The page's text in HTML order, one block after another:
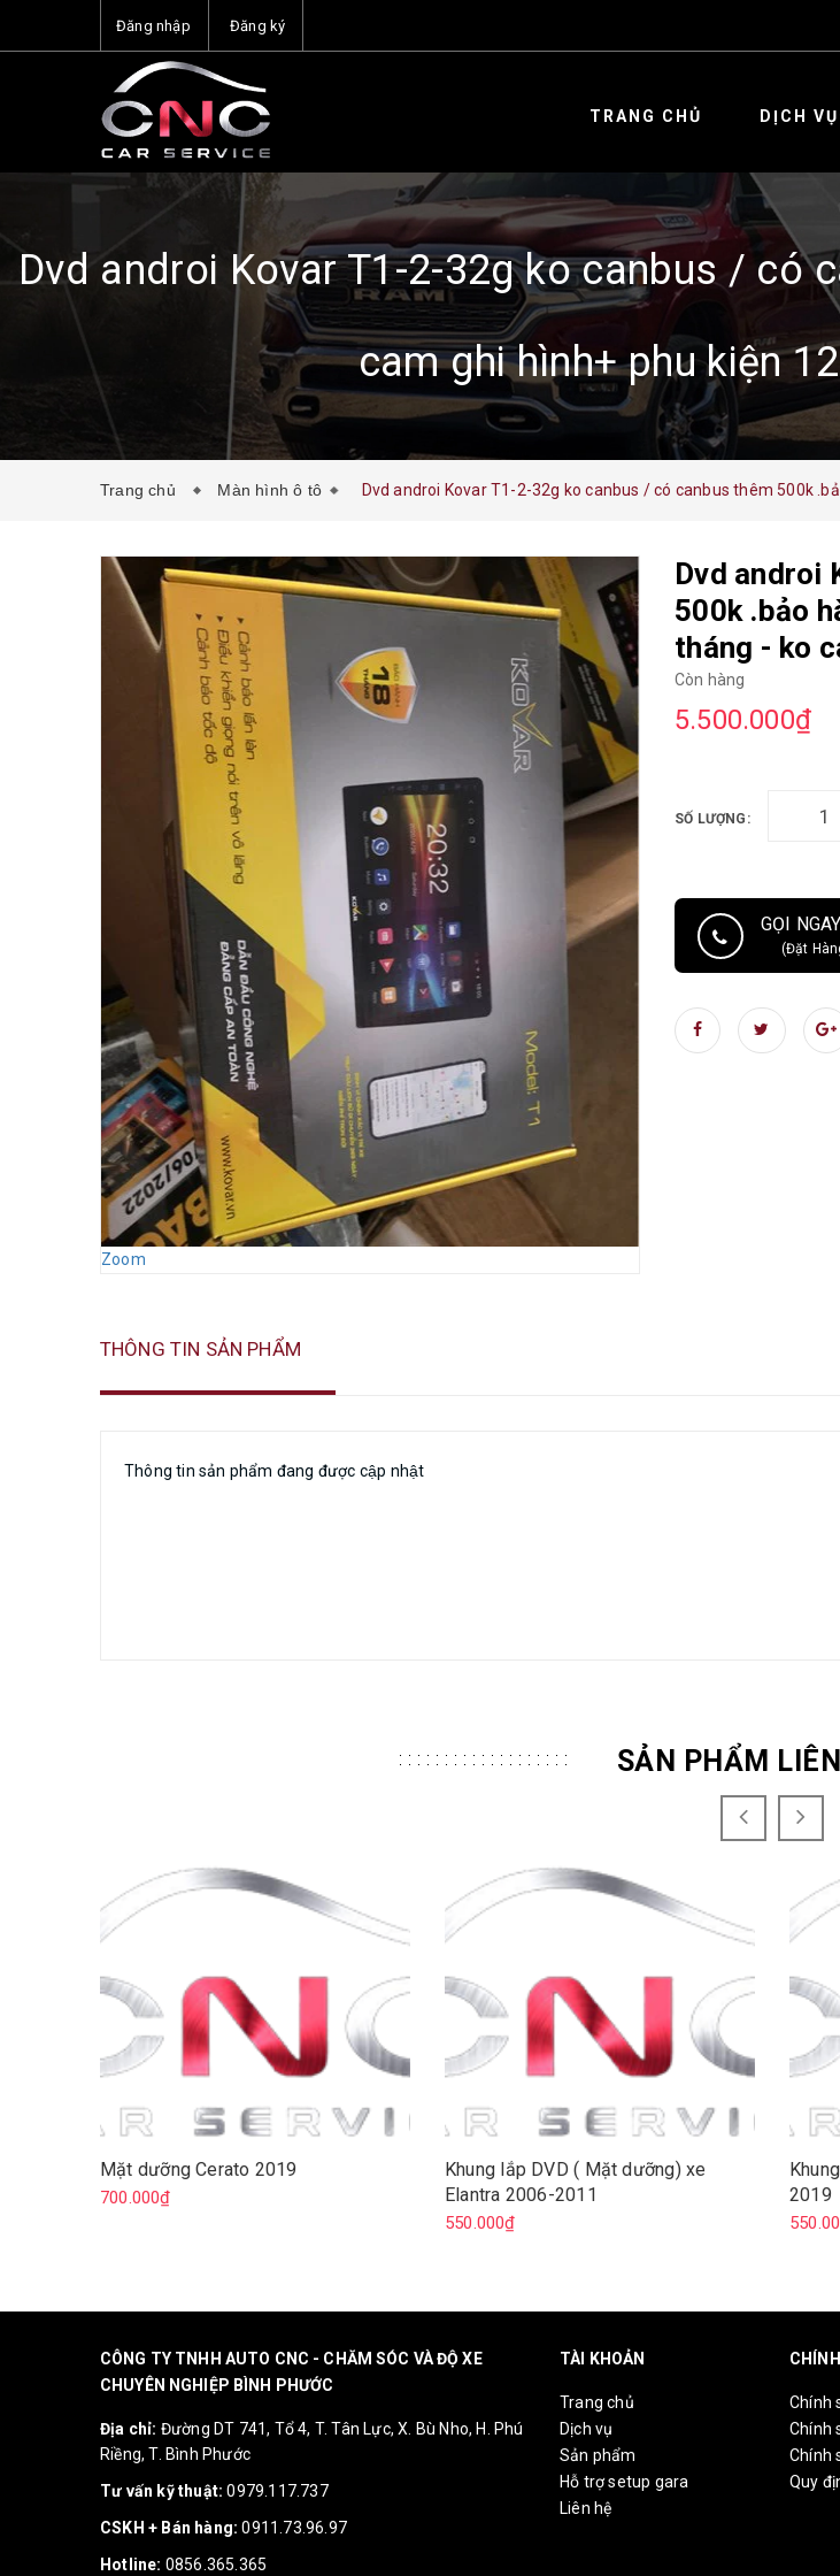
Đăng nhập Đăng ký
TRANG CHỦ DỊCH VỤ
Dvd androi Kovar T1-2-32g ko canbus / có
cam ghi hình+ phu kiện
Trang chủ Màn hình ô tô Dvd androi Kovar T1-2-32g ko canbus / có canbus thêm 500k
Zoom
Dvd androi
500k .bảo
tháng - ko
Còn hàng
5.500.000₫
SỐ LƯỢNG:
GỌI
(Đặt
THÔNG TIN SẢN PHẨM
Thông tin sản phẩm đang được cập nhật
SẢN PHẨM
Mặt dưỡng Cerato 2019
700.000₫
Khung lắp DVD ( Mặt dưỡng) xe
Elantra 2006-2011
550.000₫
2019
CÔNG TY TNHH AUTO CNC - CHĂM SÓC VÀ ĐỘ XE
CHUYÊN NGHIỆP BÌNH PHƯỚC
Địa chỉ: Đường DT 741, Tổ 4, T. Tân Lực, X. Bù Nho, H. Phú
Riềng, T. Bình Phước
Tư vấn kỹ thuật: 0979.117.737
CSKH + Bán hàng: 0911.73.96.97
Hotline: 0856.365.365
TÀI KHOẢN
Trang chủ
Dịch vụ
Sản phẩm
Hỗ trợ setup gara
Liên hệ
Chính
Chính
Chính
Quy